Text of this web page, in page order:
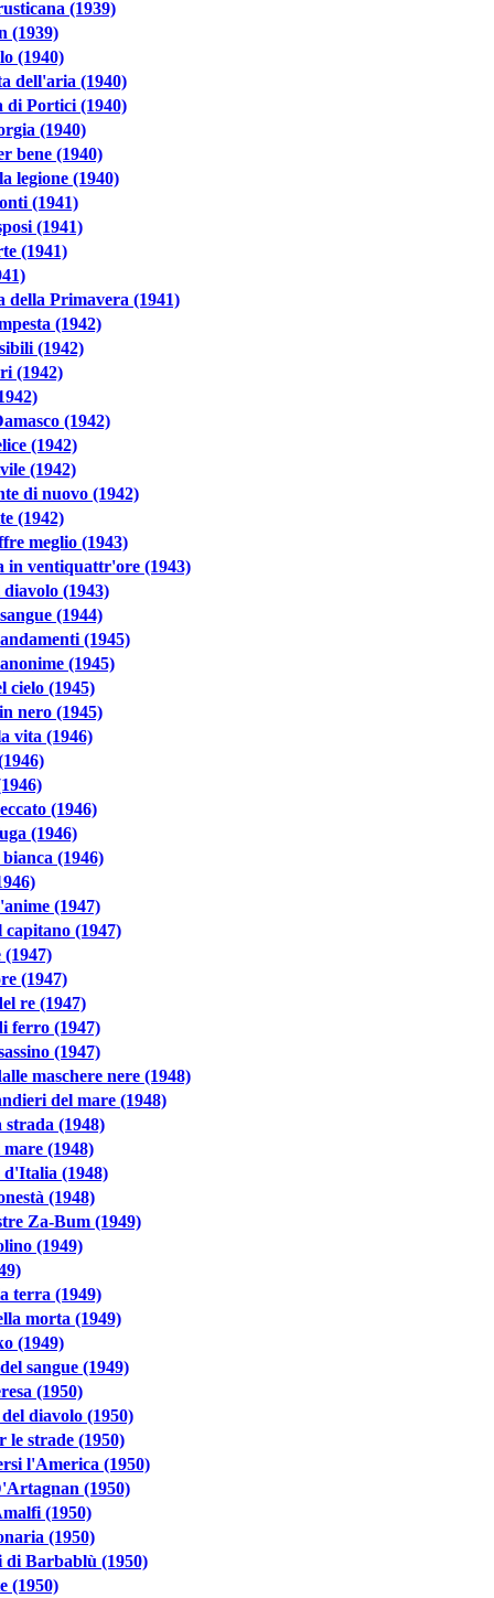
(1939)
(1939)
(1940)
dell'aria (1940)
di Portici (1940)
(1940)
bene (1940)
legione (1940)
(1941)
(1941)
(1941)
della Primavera (1941)
(1942)
(1942)
(1942)
(1942)
(1942)
(1942)
di nuovo (1942)
(1942)
meglio (1943)
in ventiquattr'ore (1943)
(1943)
(1944)
(1945)
(1945)
cielo (1945)
nero (1945)
vita (1946)
(1946)
(1946)
(1946)
(1947)
(1947)
(1947)
(1947)
re (1947)
ferro (1947)
(1947)
maschere nere (1948)
del mare (1948)
(1948)
(1948)
(1948)
(1948)
Za-Bum (1949)
(1949)
terra (1949)
morta (1949)
(1949)
sangue (1949)
(1950)
diavolo (1950)
le strade (1950)
l'America (1950)
(1950)
(1950)
(1950)
di Barbablù (1950)
(1950)